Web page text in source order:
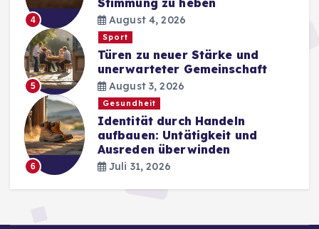
4 August 4, 2026
5
Sport
Türen zu neuer Stärke und
unerwarteter Gemeinschaft
August 3, 2026
6
Gesundheit
Identität durch Handeln
aufbauen: Untätigkeit und
Ausreden überwinden
Juli 31, 2026